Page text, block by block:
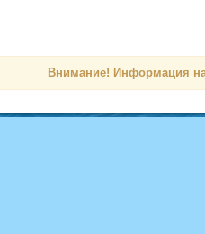
Внимание! Информация на